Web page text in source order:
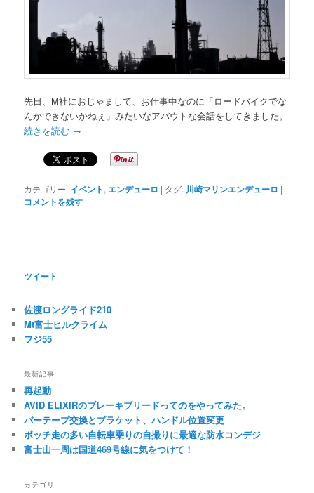
先日、M社におじゃまして、お仕事中なのに「ロードバイクでな
んかできないかねぇ」みたいなアバウトな会話をしてきました。
続きを読む →
カテゴリー: イベント, エンデューロ | タグ: 川崎マリンエンデューロ |
コメントを残す
ツイート
佐渡ロングライド210
Mt富士ヒルクライム
フジ55
最新記事
再起動
AVID ELIXIRのブレーキブリードってのをやってみた。
バーテープ交換とブラケット、ハンドル位置変更
ボッチ走の多い自転車乗りの自撮りに最適な防水コンデジ
富士山一周は国道469号線に気をつけて！
カテゴリ